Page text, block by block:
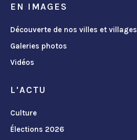
EN IMAGES
Découverte de nos villes et villages
Galeries photos
Vidéos
L'ACTU
Culture
Élections 2026